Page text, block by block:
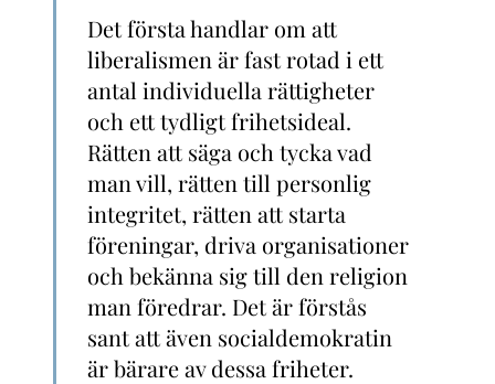
Det första handlar om att
liberalismen är fast rotad i ett
antal individuella rättigheter
och ett tydligt frihetsideal.
Rätten att säga och tycka vad
man vill, rätten till personlig
integritet, rätten att starta
föreningar, driva organisationer
och bekänna sig till den religion
man föredrar. Det är förstås
sant att även socialdemokratin
är bärare av dessa friheter.